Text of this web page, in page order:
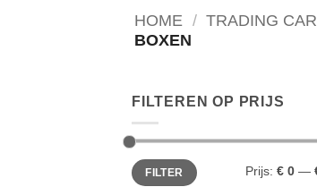
HOME / TRADING
BOXEN
FILTEREN OP PRIJS
Min.
prijs
Max.
prijsFILTER Prijs: € 0 —